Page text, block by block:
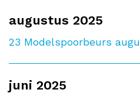
augustus 2025
23 Modelspoorbeurs
juni 2025